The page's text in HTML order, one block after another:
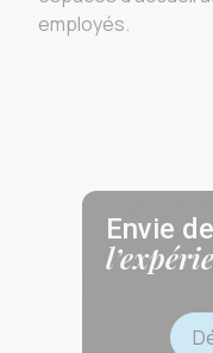
employés.
Envie